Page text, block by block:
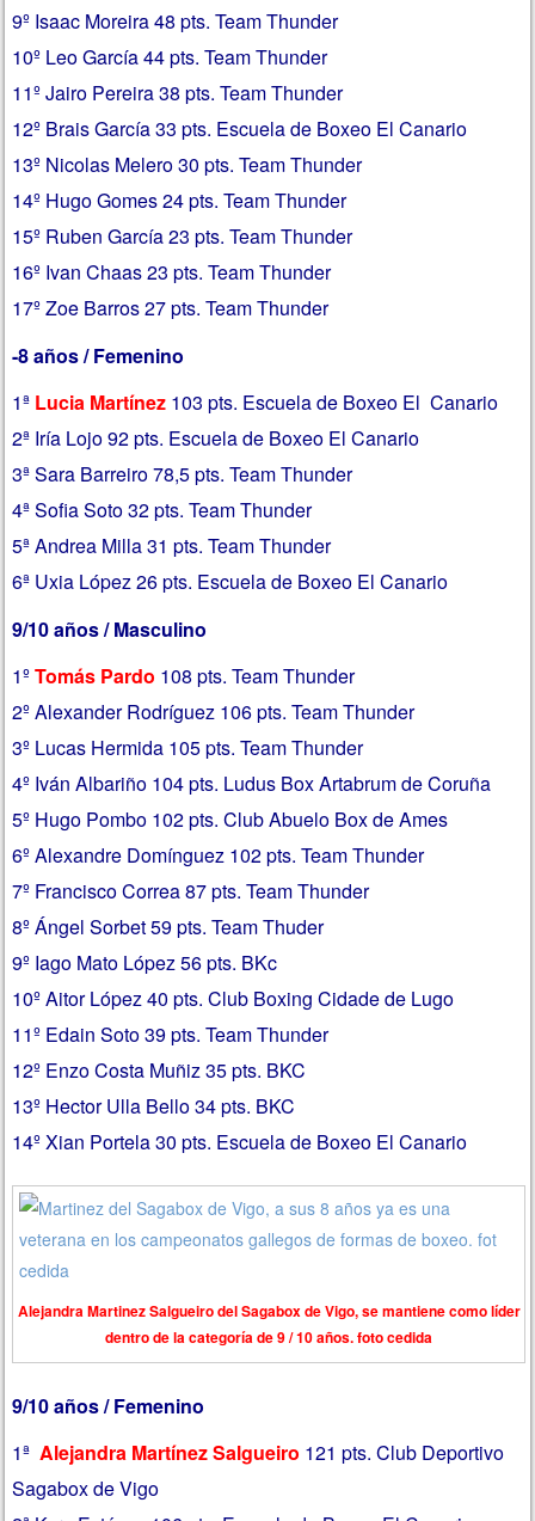
9º Isaac Moreira 48 pts. Team Thunder
10º Leo García 44 pts. Team Thunder
11º Jairo Pereira 38 pts. Team Thunder
12º Brais García 33 pts. Escuela de Boxeo El Canario
13º Nicolas Melero 30 pts. Team Thunder
14º Hugo Gomes 24 pts. Team Thunder
15º Ruben García 23 pts. Team Thunder
16º Ivan Chaas 23 pts. Team Thunder
17º Zoe Barros 27 pts. Team Thunder
-8 años / Femenino
1ª Lucia Martínez 103 pts. Escuela de Boxeo El Canario
2ª Iría Lojo 92 pts. Escuela de Boxeo El Canario
3ª Sara Barreiro 78,5 pts. Team Thunder
4ª Sofia Soto 32 pts. Team Thunder
5ª Andrea Milla 31 pts. Team Thunder
6ª Uxia López 26 pts. Escuela de Boxeo El Canario
9/10 años / Masculino
1ºTomás Pardo 108 pts. Team Thunder
2º Alexander Rodríguez 106 pts. Team Thunder
3º Lucas Hermida 105 pts. Team Thunder
4º Iván Albariño 104 pts. Ludus Box Artabrum de Coruña
5º Hugo Pombo 102 pts. Club Abuelo Box de Ames
6º Alexandre Domínguez 102 pts. Team Thunder
7º Francisco Correa 87 pts. Team Thunder
8º Ángel Sorbet 59 pts. Team Thuder
9º Iago Mato López 56 pts. BKc
10º Aitor López 40 pts. Club Boxing Cidade de Lugo
11º Edain Soto 39 pts. Team Thunder
12º Enzo Costa Muñiz 35 pts. BKC
13º Hector Ulla Bello 34 pts. BKC
14º Xian Portela 30 pts. Escuela de Boxeo El Canario
Alejandra Martinez Salgueiro del Sagabox de Vigo, se mantiene como líder
dentro de la categoría de 9 / 10 años. foto cedida
9/10 años / Femenino
1ªAlejandra Martínez Salgueiro 121 pts. Club Deportivo
Sagabox de Vigo